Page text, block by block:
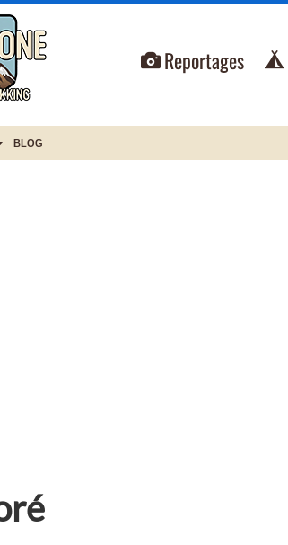
Reportages
BLOG